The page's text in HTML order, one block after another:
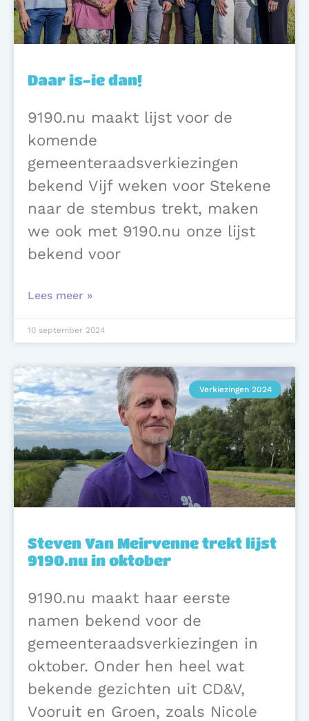
Daar is-ie dan!
9190.nu maakt lijst voor de
komende
gemeenteraadsverkiezingen
bekend Vijf weken voor Stekene
naar de stembus trekt, maken
we ook met 9190.nu onze lijst
bekend voor
Lees meer »
10 september 2024
Verkiezingen 2024
Steven Van Meirvenne trekt lijst
9190.nu in oktober
9190.nu maakt haar eerste
namen bekend voor de
gemeenteraadsverkiezingen in
oktober. Onder hen heel wat
bekende gezichten uit CD&V,
Vooruit en Groen, zoals Nicole